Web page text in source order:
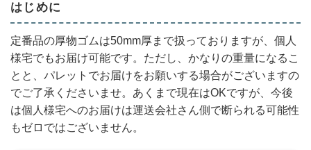
はじめに
定番品の厚物ゴムは50mm厚まで扱っておりますが、個人
様宅でもお届け可能です。ただし、かなりの重量になるこ
とと、パレットでお届けをお願いする場合がございますの
でご了承くださいませ。あくまで現在はOKですが、今後
は個人様宅へのお届けは運送会社さん側で断られる可能性
もゼロではございません。